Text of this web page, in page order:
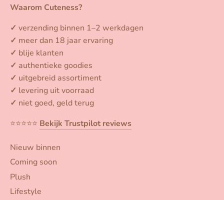
Waarom Cuteness?
✓ verzending binnen 1–2 werkdagen
✓ meer dan 18 jaar ervaring
✓ blije klanten
✓ authentieke goodies
✓ uitgebreid assortiment
✓ levering uit voorraad
✓ niet goed, geld terug
⭐️⭐️⭐️⭐️⭐️ Bekijk Trustpilot reviews
Nieuw binnen
Coming soon
Plush
Lifestyle